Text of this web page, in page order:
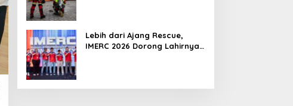
Lebih dari Ajang Rescue,
IMERC 2026 Dorong Lahirnya